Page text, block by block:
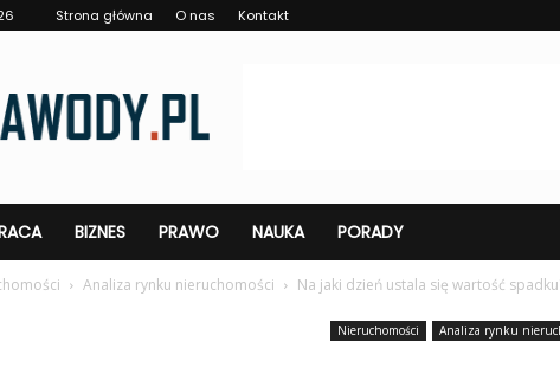
Strona główna O nas Kontakt
BIZNES PRAWO NAUKA PORADY
Analiza rynku nieruchomości Na jaki dzień ustala się wartość
Nieruchomości Analiza rynku